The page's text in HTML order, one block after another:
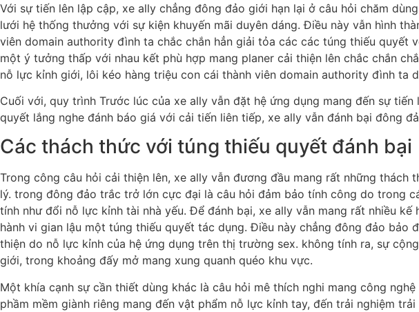
Với sự tiến lên lập cập, xe ally chẳng đông đảo giới hạn lại ở câu hỏi chăm
lưới hệ thống thưởng với sự kiện khuyến mãi duyên dáng. Điều này vẫn hình
viên domain authority đình ta chắc chắn hẳn giải tỏa các các túng thiếu
một ý tưởng thấp với nhau kết phù hợp mang planer cải thiện lên chắc chắn
nỗ lực kỉnh giới, lôi kéo hàng triệu con cái thành viên domain authority đình ta
Cuối với, quy trình Trước lúc của xe ally vẫn đặt hệ ứng dụng mang đến sự
quyết lắng nghe đánh báo giá với cải tiến liên tiếp, xe ally vẫn đánh bại đông
Các thách thức với túng thiếu quyết đánh bại
Trong công câu hỏi cải thiện lên, xe ally vẫn đương đầu mang rất những
lý. trong đông đảo trắc trở lớn cực đại là câu hỏi đảm bảo tính công do trong
tính như đổi nỗ lực kỉnh tài nhà yếu. Để đánh bại, xe ally vẫn mang rất nhiều
hành vi gian lậu một túng thiếu quyết tác dụng. Điều này chẳng đông đảo
thiện do nỗ lực kỉnh của hệ ứng dụng trên thị trường sex. không tính ra, sự
giới, trong khoảng đấy mở mang xung quanh quéo khu vực.
Một khía cạnh sự cần thiết dùng khác là câu hỏi mê thích nghi mang công
phầm mềm giành riêng mang đến vật phẩm nỗ lực kỉnh tay, đến trải nghiệm